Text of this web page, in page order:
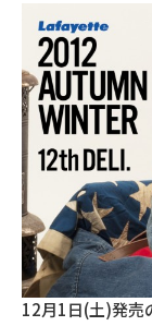
12月1日(土)発売